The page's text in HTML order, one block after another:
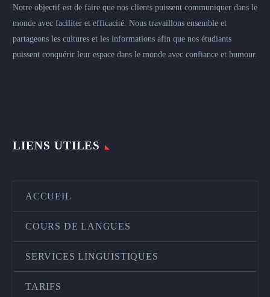
Notre objectif est de faire que nos clients puissent communiquer dans le
monde avec faciliter et efficacité. Nous travaillons ensemble et
partageons les cultures et les informations afin que nos étudiants
puissent conquérir leur espace dans le monde avec confiance et humour.
LIENS UTILES
ACCUEIL
COURS DE LANGUES
SERVICES LINGUISTIQUES
TARIFS